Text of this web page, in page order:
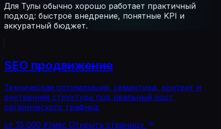
Для Тулы обычно хорошо работает практичный
подход: быстрое внедрение, понятные KPI и
аккуратный бюджет.
SEO продвижение
Техническая оптимизация, семантика, контент и
внутренняя структура под реальный рост
органического трафика.
от 15 000 ₽/мес Открыть страницу